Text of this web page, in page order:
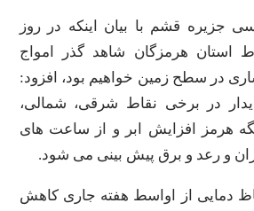
جزیره قشم با بیان اینکه در روز
استان هرمزگان شاهد گذر امواج
در سطح زمین خواهیم بود، افزود:
در برخی نقاط شرقی، شمالی،
هرمز افزایش ابر و از ساعت های
و رعد و برق پیش بینی می شود.
دمایی از اواسط هفته جاری کاهش